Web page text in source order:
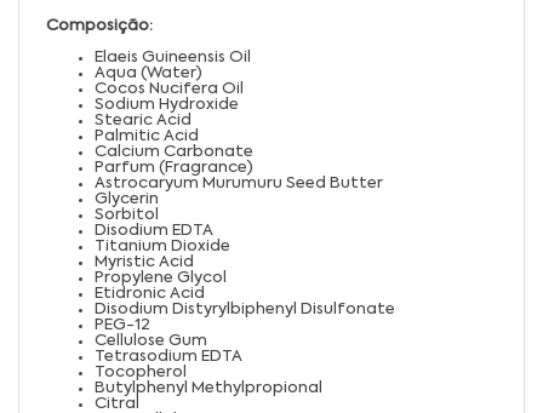
Composição:
Elaeis Guineensis Oil
Aqua (Water)
Cocos Nucifera Oil
Sodium Hydroxide
Stearic Acid
Palmitic Acid
Calcium Carbonate
Parfum (Fragrance)
Astrocaryum Murumuru Seed Butter
Glycerin
Sorbitol
Disodium EDTA
Titanium Dioxide
Myristic Acid
Propylene Glycol
Etidronic Acid
Disodium Distyrylbiphenyl Disulfonate
PEG-12
Cellulose Gum
Tetrasodium EDTA
Tocopherol
Butylphenyl Methylpropional
Citral